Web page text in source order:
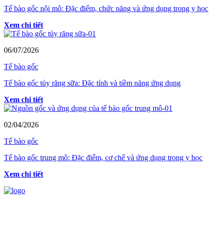
Tế bào gốc nội mô: Đặc điểm, chức năng và ứng dụng trong y học
Xem chi tiết
06/07/2026
Tế bào gốc
Tế bào gốc tủy răng sữa: Đặc tính và tiềm năng ứng dụng
Xem chi tiết
02/04/2026
Tế bào gốc
Tế bào gốc trung mô: Đặc điểm, cơ chế và ứng dụng trong y học
Xem chi tiết